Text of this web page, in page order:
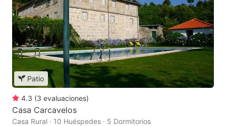
Patio
4.3 (3 evaluaciones)
Casa Carcavelos
Casa Rural · 10 Huéspedes · 5 Dormitorios